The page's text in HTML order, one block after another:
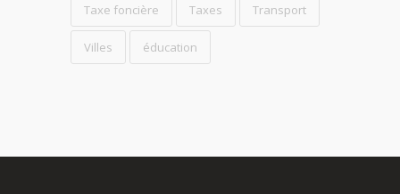
Taxe foncière Taxes Transport
Villes éducation